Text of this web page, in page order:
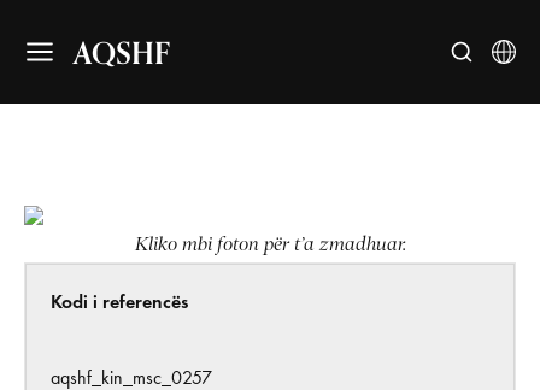
AQSHF
Kliko mbi foton për t’a zmadhuar.
Kodi i referencës
aqshf_kin_msc_0257